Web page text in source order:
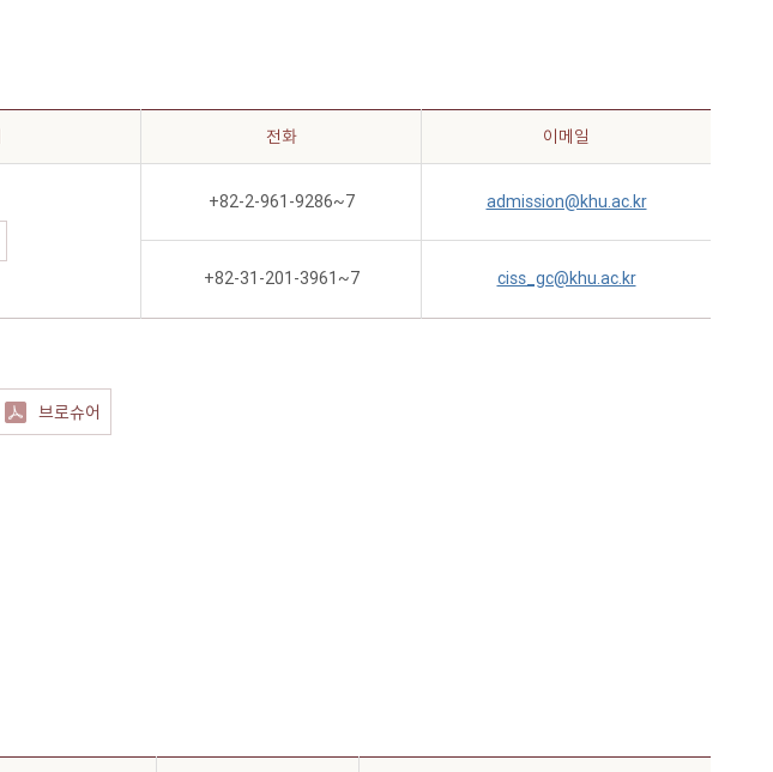
전화 이메일
+82-2-961-9286~7 admission@khu.ac.kr
+82-31-201-3961~7 ciss_gc@khu.ac.kr
브로슈어